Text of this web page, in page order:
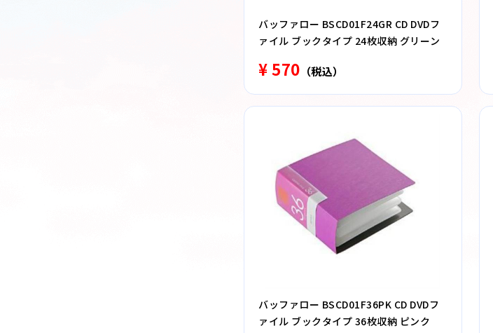
バッファロー BSCD01F24GR CD DVDフ
ァイル ブックタイプ 24枚収納 グリーン
¥ 570 （税込）
バッファロー BSCD01F36PK CD DVDフ
ァイル ブックタイプ 36枚収納 ピンク